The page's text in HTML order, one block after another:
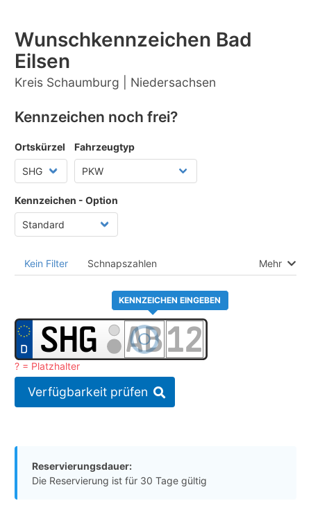
Wunschkennzeichen Bad
Eilsen
Kreis Schaumburg | Niedersachsen
Kennzeichen noch frei?
Ortskürzel Fahrzeugtyp
Kennzeichen - Option
Kein Filter Schnapszahlen Mehr
KENNZEICHEN EINGEBEN
? = Platzhalter
Verfügbarkeit prüfen
Reservierungsdauer:
Die Reservierung ist für 30 Tage gültig